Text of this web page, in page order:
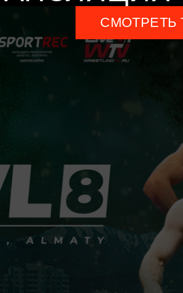
СМОТРЕТЬ